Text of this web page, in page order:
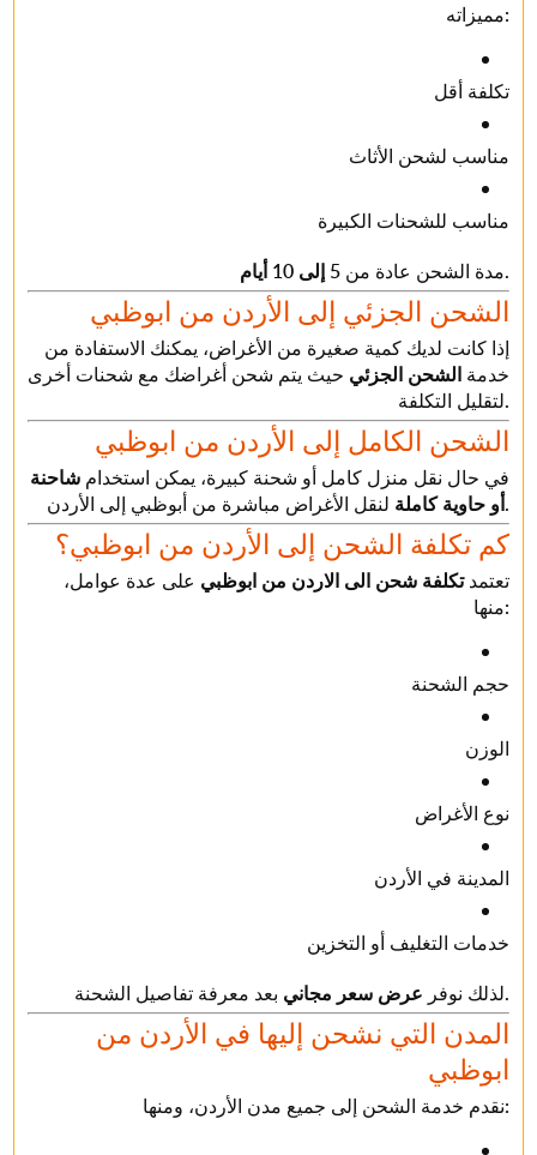
مميزاته:
تكلفة أقل
مناسب لشحن الأثاث
مناسب للشحنات الكبيرة
مدة الشحن عادة من 5 إلى 10 أيام .
الشحن الجزئي إلى الأردن من ابوظبي
إذا كانت لديك كمية صغيرة من الأغراض، يمكنك الاستفادة من
خدمة الشحن الجزئي حيث يتم شحن أغراضك مع شحنات أخرى
لتقليل التكلفة.
الشحن الكامل إلى الأردن من ابوظبي
في حال نقل منزل كامل أو شحنة كبيرة، يمكن استخدام شاحنة
أو حاوية كاملةلنقل الأغراض مباشرة من أبوظبي إلى الأردن.
كم تكلفة الشحن إلى الأردن من ابوظبي؟
تعتمدتكلفة شحن الى الاردن من ابوظبي على عدة عوامل،
منها:
حجم الشحنة
الوزن
نوع الأغراض
المدينة في الأردن
خدمات التغليف أو التخزين
لذلك نوفر عرض سعر مجاني بعد معرفة تفاصيل الشحنة.
المدن التي نشحن إليها في الأردن من
ابوظبي
نقدم خدمة الشحن إلى جميع مدن الأردن، ومنها: